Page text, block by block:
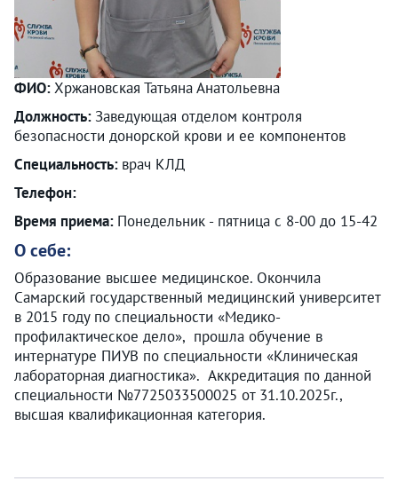
ФИО:Хржановская Татьяна Анатольевна
Должность: Заведующая отделом контроля
безопасности донорской крови и ее компонентов
Специальность: врач КЛД
Телефон:
Время приема: Понедельник - пятница с 8-00 до 15-42
О себе:
Образование высшее медицинское. Окончила
Самарский государственный медицинский университет
в 2015 году по специальности «Медико-
профилактическое дело», прошла обучение в
интернатуре ПИУВ по специальности «Клиническая
лабораторная диагностика». Аккредитация по данной
специальности №7725033500025 от 31.10.2025г.,
высшая квалификационная категория.